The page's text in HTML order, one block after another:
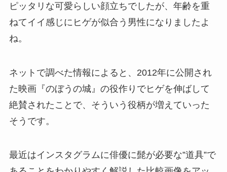
ピッタリな可愛らしい顔立ちでしたが、年齢を重
ねてイイ感じにヒゲが似合う男性になりましたよ
ね。
ネットで調べた情報によると、2012年に公開され
た映画『のぼうの城』の役作りでヒゲを伸ばして
絶賛されたことで、そういう役柄が増えていった
そうです。
最近はインスタグラムに俳優に髭が必要な”道具”で